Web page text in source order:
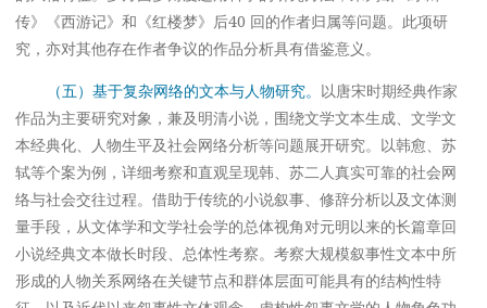
传》《西游记》和《红楼梦》后40 回的作者归属等问题。此项研
究，亦对其他存在作者争议的作品分析具有借鉴意义。
（五）基于复杂网络的文本与人物研究。 以唐宋时期经典作家
作品为主要研究对象，兼及明清小说，围绕文学文本生成、文学文
本经典化、人物生平及社会网络分析等问题展开研究。以韩愈、苏
轼等个案为例，详细考察和直观呈现韩、苏二人真实可靠的社会网
络与社会交往过程。借助于传统的小说叙事、修辞分析以及文体测
量手段，从文体学和文学社会学的总体视角对元明以来的长篇章回
小说经典文本做长时段、总体性考察。考察大规模叙事性文本中所
形成的人物关系网络在关键节点和群体层面可能具有的结构性特